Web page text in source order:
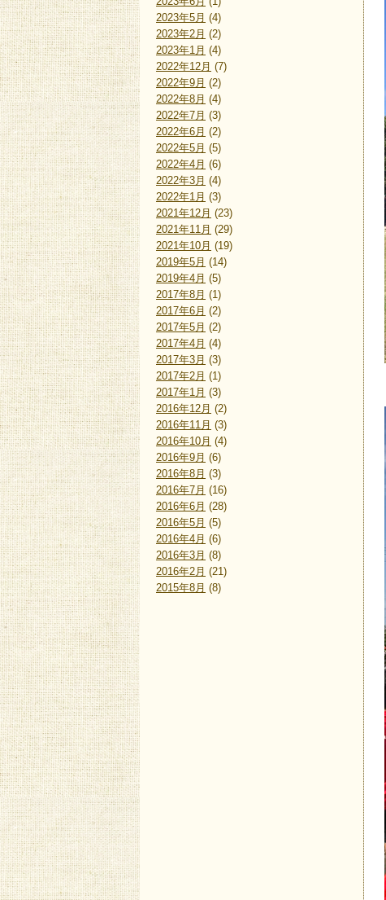
2023年5月 (4)
2023年2月 (2)
2023年1月 (4)
2022年12月 (7)
2022年9月 (2)
2022年8月 (4)
2022年7月 (3)
2022年6月 (2)
2022年5月 (5)
2022年4月 (6)
2022年3月 (4)
2022年1月 (3)
2021年12月 (23)
2021年11月 (29)
2021年10月 (19)
2019年5月 (14)
2019年4月 (5)
2017年8月 (1)
2017年6月 (2)
2017年5月 (2)
2017年4月 (4)
2017年3月 (3)
2017年2月 (1)
2017年1月 (3)
2016年12月 (2)
2016年11月 (3)
2016年10月 (4)
2016年9月 (6)
2016年8月 (3)
2016年7月 (16)
2016年6月 (28)
2016年5月 (5)
2016年4月 (6)
2016年3月 (8)
2016年2月 (21)
2015年8月 (8)